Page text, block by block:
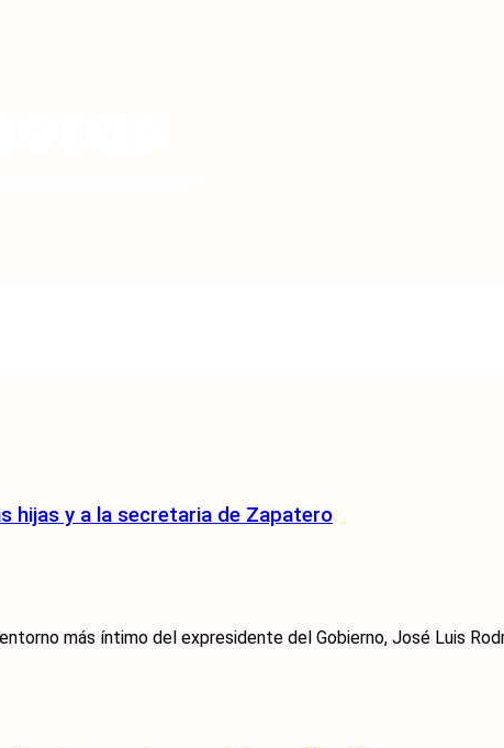
hijas y a la secretaria de Zapatero
más íntimo del expresidente del Gobierno, José Luis